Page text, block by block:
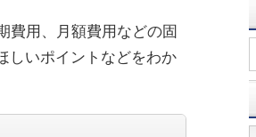
費用、月額費用などの固
しいポイントなどをわか